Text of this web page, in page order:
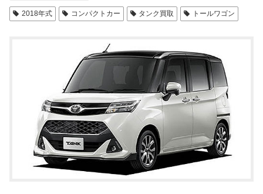
2018年式 コンパクトカー タンク買取 トールワゴン